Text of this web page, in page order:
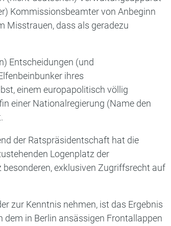
Kommissionsbeamter von Anbeginn
Misstrauen, dass als geradezu
Entscheidungen (und
ihres
einem europapolitisch völlig
einer Nationalregierung (Name den
der Ratspräsidentschaft hat die
Logenplatz der
exklusiven Zugriffsrecht auf
zur Kenntnis nehmen, ist das Ergebnis
in Berlin ansässigen Frontallappen